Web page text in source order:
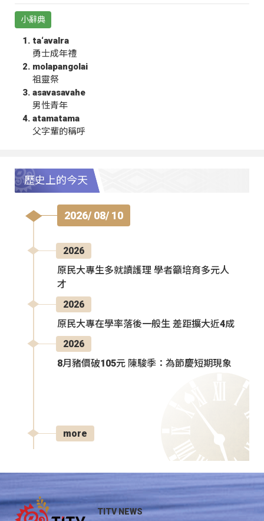
小辭典
ta‘avalra
勇士成年禮
molapangolai
祖靈祭
asavasavahe
男性青年
atamatama
父字輩的稱呼
歷史上的今天
2026/ 08/ 10
2026
原民大專生多就讀護理 學者籲培育多元人
才
2026
原民大專在學率落後一般生 差距擴大近4成
2026
8月豬價破105元 陳駿季：為節慶短期現象
more
TITV NEWS